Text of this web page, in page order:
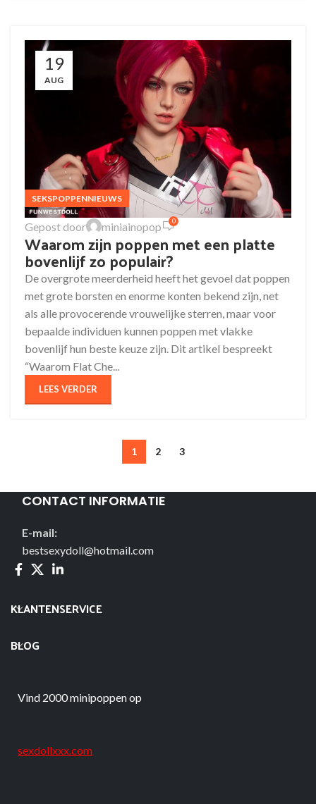
19
AUG
SEKSPOPPENNIEUWS
Gepost door miniainopop 0
Waarom zijn poppen met een platte
bovenlijf zo populair?
De overgrote meerderheid heeft het gevoel dat poppen
met grote borsten en enorme konten bekend zijn, net
als alle provocerende vrouwelijke sterren, maar voor
bepaalde individuen kunnen poppen met vlakke
bovenlijf hun beste keuze zijn. Dit artikel bespreekt
“Waarom Flat Che...
LEES VERDER
1 2 3
CONTACT INFORMATIE
E-mail:
bestsexydoll@hotmail.com
KLANTENSERVICE
BLOG
Vind 2000 minipoppen op
sexdollxxx.com